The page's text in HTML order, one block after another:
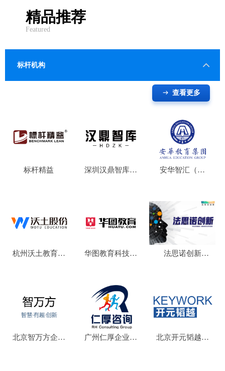
精品推荐
Featured
标杆机构
ꁹ 查看更多
标杆精益
深圳汉鼎智库咨
安华智汇（北
杭州沃土教育科
华图教育科技有
法思诺创新
北京智万方企业
广州仁厚企业管
北京开元韬越咨